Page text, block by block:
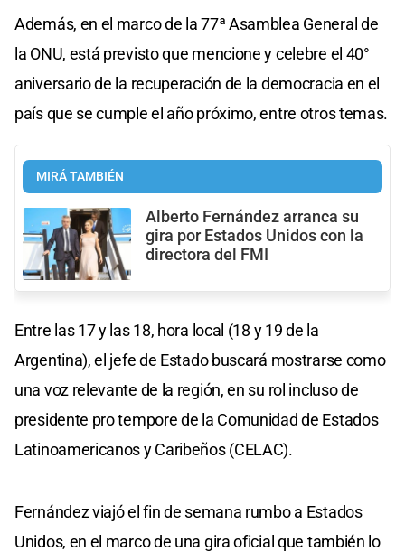
Además, en el marco de la 77ª Asamblea General de
la ONU, está previsto que mencione y celebre el 40°
aniversario de la recuperación de la democracia en el
país que se cumple el año próximo, entre otros temas.
MIRÁ TAMBIÉN
Alberto Fernández arranca su
gira por Estados Unidos con la
directora del FMI
Entre las 17 y las 18, hora local (18 y 19 de la
Argentina), el jefe de Estado buscará mostrarse como
una voz relevante de la región, en su rol incluso de
presidente pro tempore de la Comunidad de Estados
Latinoamericanos y Caribeños (CELAC).
Fernández viajó el fin de semana rumbo a Estados
Unidos, en el marco de una gira oficial que también lo